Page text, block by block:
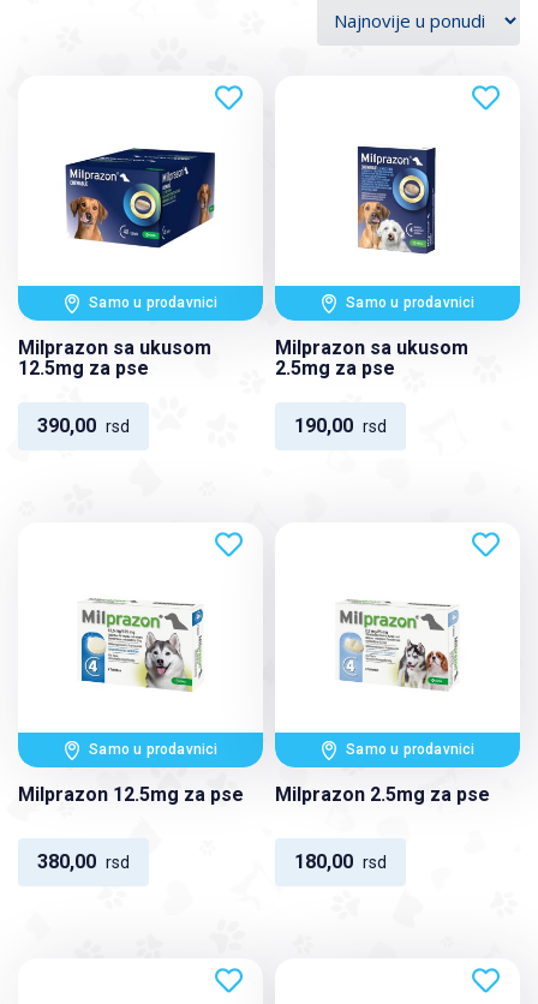
Samo u prodavnici
Milprazon sa ukusom
12.5mg za pse
390,00 rsd
Samo u prodavnici
Milprazon sa ukusom
2.5mg za pse
190,00 rsd
Samo u prodavnici
Milprazon 12.5mg za pse
380,00 rsd
Samo u prodavnici
Milprazon 2.5mg za pse
180,00 rsd